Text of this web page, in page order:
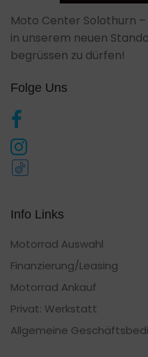
Moto Center Solothurn
in unserem neuen
begrüssen zu dürfen!
Folge Uns
Info Links
Motorrad Auswahl
Finanzierung/Leasing
Motorrad Ankauf
Privat: Werkstatt
Allgemeine